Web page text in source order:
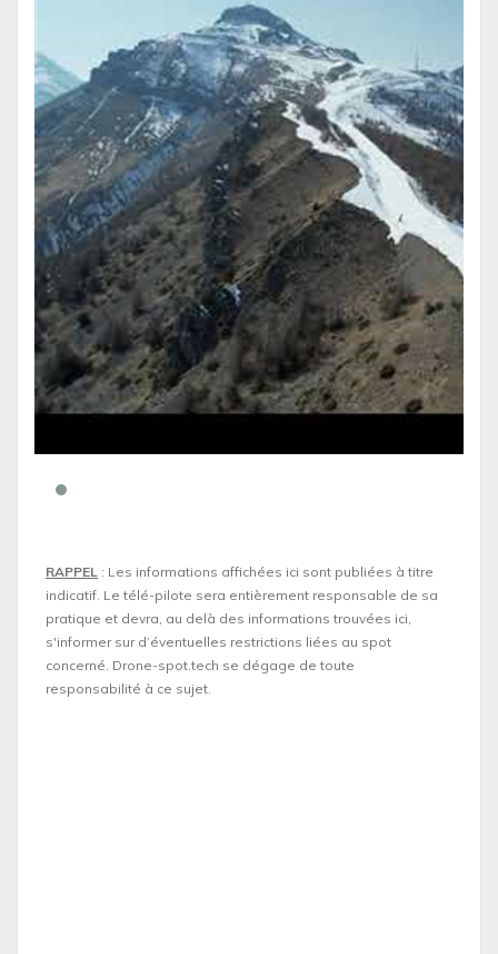
RAPPEL : Les informations affichées ici sont publiées à titre
indicatif. Le télé-pilote sera entièrement responsable de sa
pratique et devra, au delà des informations trouvées ici,
s'informer sur d’éventuelles restrictions liées au spot
concerné. Drone-spot.tech se dégage de toute
responsabilité à ce sujet.